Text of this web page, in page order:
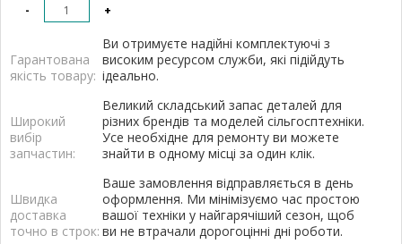
- +
Гарантована
якість товару:
Ви отримуєте надійні комплектуючі з
високим ресурсом служби, які підійдуть
ідеально.
Широкий
вибір
запчастин:
Великий складський запас деталей для
різних брендів та моделей сільгосптехніки.
Усе необхідне для ремонту ви можете
знайти в одному місці за один клік.
Швидка
доставка
точно в строк:
Ваше замовлення відправляється в день
оформлення. Ми мінімізуємо час простою
вашої техніки у найгарячіший сезон, щоб
ви не втрачали дорогоцінні дні роботи.